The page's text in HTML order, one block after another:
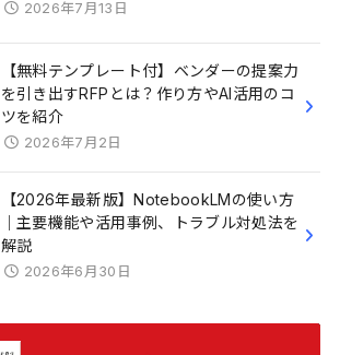
2026年7月13日
【無料テンプレート付】ベンダーの提案力
を引き出すRFPとは？作り方やAI活用のコ
ツを紹介
2026年7月2日
【2026年最新版】NotebookLMの使い方
｜主要機能や活用事例、トラブル対処法を
解説
2026年6月30日